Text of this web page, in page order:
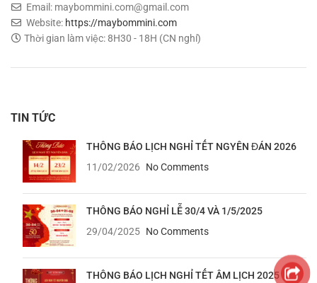
Email: maybommini.com@gmail.com
Website: https://maybommini.com
Thời gian làm việc: 8H30 - 18H (CN nghỉ)
TIN TỨC
THÔNG BÁO LỊCH NGHỈ TẾT NGYÊN ĐÁN 2026
11/02/2026
No Comments
THÔNG BÁO NGHỈ LỄ 30/4 VÀ 1/5/2025
29/04/2025 No Comments
THÔNG BÁO LỊCH NGHỈ TẾT ÂM LỊCH 2025